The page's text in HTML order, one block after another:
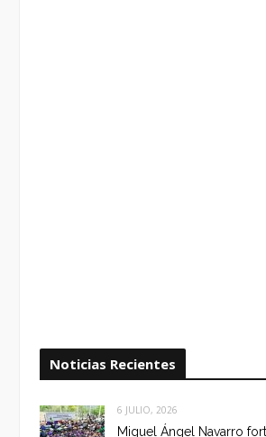
Noticias Recientes
6 JULIO, 2026
Miguel Ángel Navarro